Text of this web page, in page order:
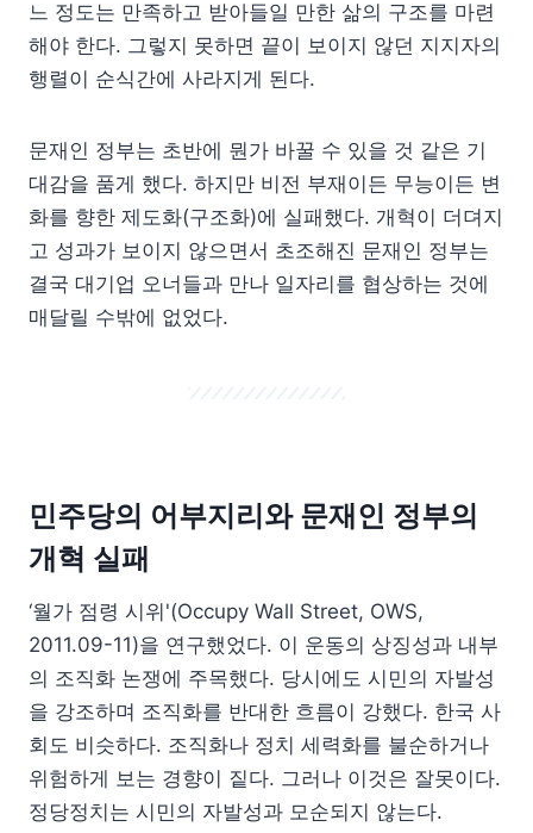
느 정도는 만족하고 받아들일 만한 삶의 구조를 마련
해야 한다. 그렇지 못하면 끝이 보이지 않던 지지자의
행렬이 순식간에 사라지게 된다.
문재인 정부는 초반에 뭔가 바꿀 수 있을 것 같은 기
대감을 품게 했다. 하지만 비전 부재이든 무능이든 변
화를 향한 제도화(구조화)에 실패했다. 개혁이 더뎌지
고 성과가 보이지 않으면서 초조해진 문재인 정부는
결국 대기업 오너들과 만나 일자리를 협상하는 것에
매달릴 수밖에 없었다.
민주당의 어부지리와 문재인 정부의
개혁 실패
‘월가 점령 시위'(Occupy Wall Street, OWS,
2011.09-11)을 연구했었다. 이 운동의 상징성과 내부
의 조직화 논쟁에 주목했다. 당시에도 시민의 자발성
을 강조하며 조직화를 반대한 흐름이 강했다. 한국 사
회도 비슷하다. 조직화나 정치 세력화를 불순하거나
위험하게 보는 경향이 짙다. 그러나 이것은 잘못이다.
정당정치는 시민의 자발성과 모순되지 않는다.